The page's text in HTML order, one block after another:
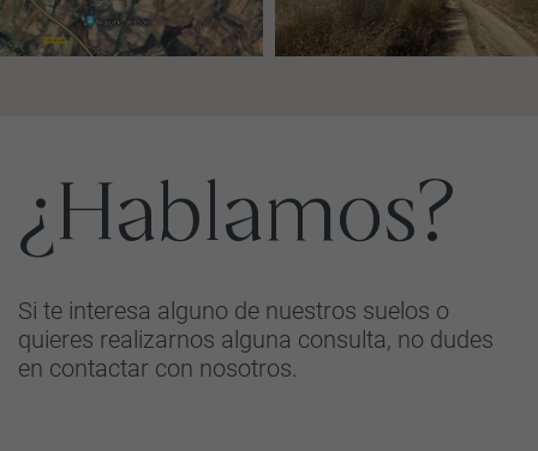
¿Hablamos?
Si te interesa alguno de nuestros suelos o
quieres realizarnos alguna consulta, no dudes
en contactar con nosotros.